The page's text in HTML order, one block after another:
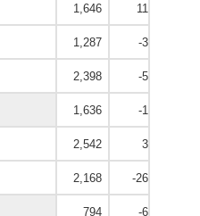
1,646 11,300
1,287 -3,700
2,398 -5,400
1,636 -1,000
2,542 3,000
2,168 -26,700
794 -6,800